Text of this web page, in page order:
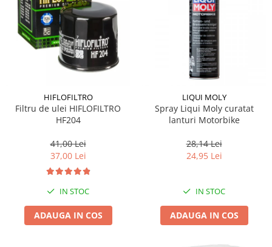
HIFLOFILTRO
Filtru de ulei HIFLOFILTRO
HF204
41,00 Lei
37,00 Lei
IN STOC
ADAUGA IN COS
LIQUI MOLY
Spray Liqui Moly curatat
lanturi Motorbike
28,14 Lei
24,95 Lei
IN STOC
ADAUGA IN COS